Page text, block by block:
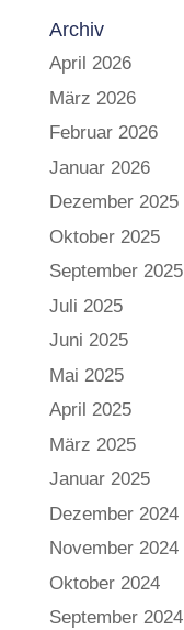
Archiv
April 2026
März 2026
Februar 2026
Januar 2026
Dezember 2025
Oktober 2025
September 2025
Juli 2025
Juni 2025
Mai 2025
April 2025
März 2025
Januar 2025
Dezember 2024
November 2024
Oktober 2024
September 2024